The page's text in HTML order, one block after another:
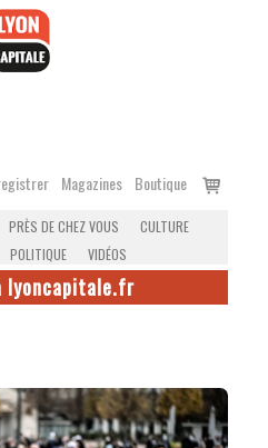
Magazines Boutique
Voir
PRÈS DE CHEZ VOUS
CULTURE
POLITIQUE VIDÉOS
lyoncapitale.fr